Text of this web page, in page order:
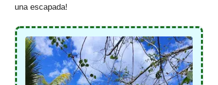
una escapada!